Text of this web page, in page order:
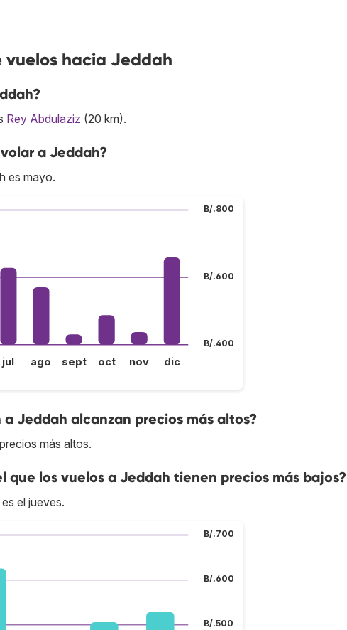
vuelos hacia Jeddah
Rey Abdulaziz (20 km).
a Jeddah?
es mayo.
B/.400
B/.600
B/.800
jul ago sept oct nov dic
Jeddah alcanzan precios más altos?
más altos.
que los vuelos a Jeddah tienen precios más bajos?
el jueves.
B/.500
B/.600
B/.700